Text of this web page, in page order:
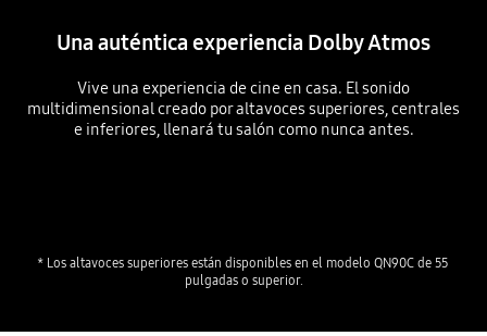
Una auténtica experiencia Dolby Atmos
Vive una experiencia de cine en casa. El sonido
multidimensional creado por altavoces superiores, centrales
e inferiores, llenará tu salón como nunca antes.
* Los altavoces superiores están disponibles en el modelo QN90C de 55